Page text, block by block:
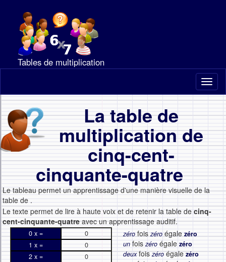
Tables de multiplication
La table de
multiplication de
cinq-cent-
cinquante-quatre
Le tableau permet un apprentissage d'une manière visuelle de la
table de .
Le texte permet de lire à haute voix et de retenir la table de cinq-
cent-cinquante-quatreavec un apprentissage auditif.
0 x =
0
1 x =
0
2 x =
0
zérofoiszéroégalezéro
un foiszéro égale zéro
deuxfoiszéroégalezéro